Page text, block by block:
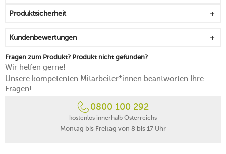
Produktsicherheit
Kundenbewertungen
Fragen zum Produkt? Produkt nicht gefunden?
Wir helfen gerne!
Unsere kompetenten Mitarbeiter*innen beantworten Ihre
Fragen!
0800 100 292
kostenlos innerhalb Österreichs
Montag bis Freitag von 8 bis 17 Uhr